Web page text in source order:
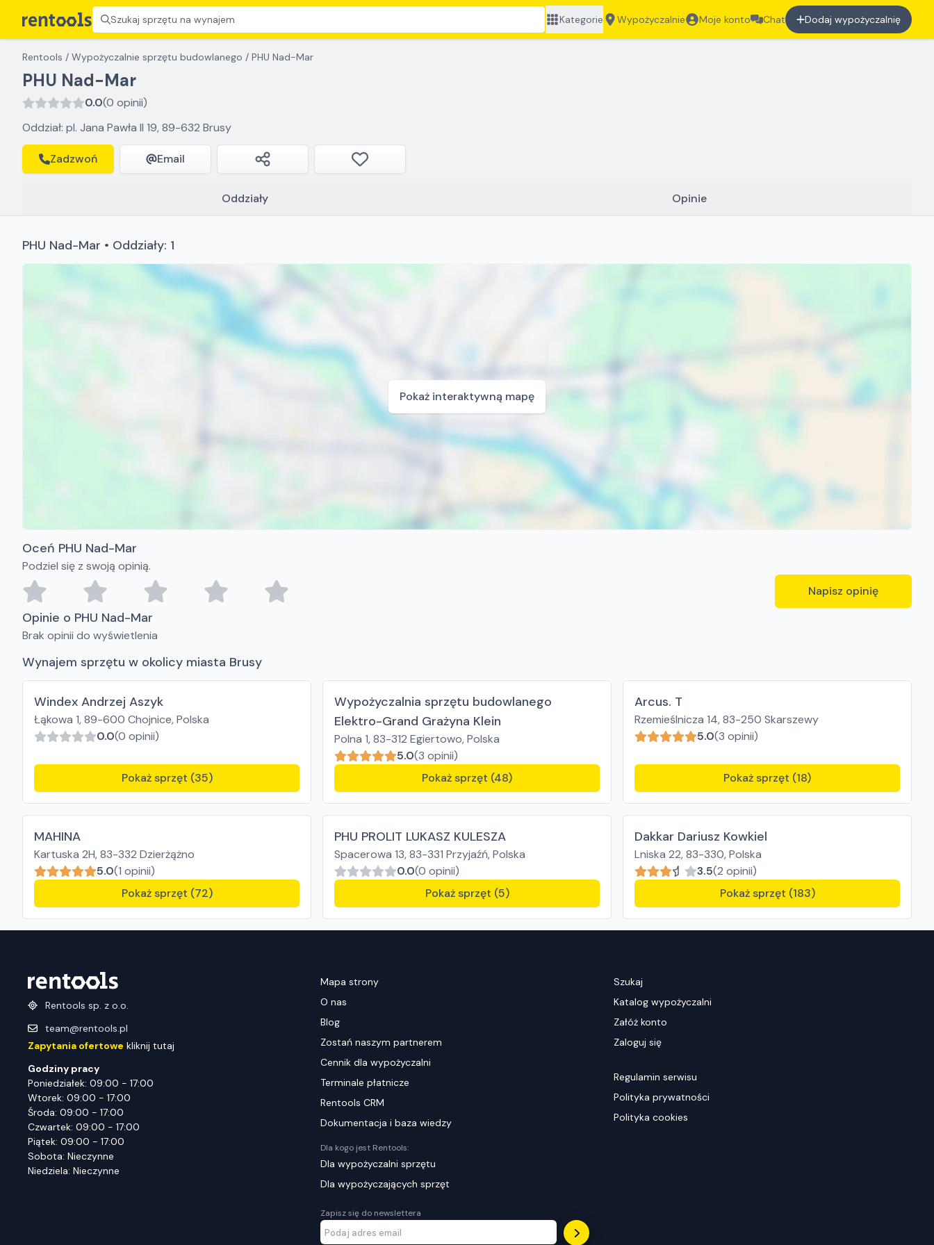
Szukaj sprzętu na wynajem Kategorie Wypożyczalnie Moje konto Chat Dodaj wypożyczalnię
Rentools / Wypożyczalnie sprzętu budowlanego / PHU Nad-Mar
PHU Nad-Mar
0.0(0 opinii)
Oddział: pl. Jana Pawła II 19, 89-632 Brusy
Zadzwoń Email
Oddziały Opinie
PHU Nad-Mar • Oddziały: 1
Pokaż interaktywną mapę
Oceń PHU Nad-Mar
Podziel się z swoją opinią.
Napisz opinię
Opinie o PHU Nad-Mar
Brak opinii do wyświetlenia
Wynajem sprzętu w okolicy miasta Brusy
Windex Andrzej Aszyk
Łąkowa 1, 89-600 Chojnice, Polska
0.0(0 opinii)
Pokaż sprzęt (35)
Wypożyczalnia sprzętu budowlanego
Elektro-Grand Grażyna Klein
Polna 1, 83-312 Egiertowo, Polska
5.0(3 opinii)
Pokaż sprzęt (48)
Arcus. T
Rzemieślnicza 14, 83-250 Skarszewy
5.0(3 opinii)
Pokaż sprzęt (18)
MAHINA
Kartuska 2H, 83-332 Dzierżążno
5.0(1 opinii)
Pokaż sprzęt (72)
PHU PROLIT LUKASZ KULESZA
Spacerowa 13, 83-331 Przyjaźń, Polska
0.0(0 opinii)
Pokaż sprzęt (5)
Dakkar Dariusz Kowkiel
Lniska 22, 83-330, Polska
3.5(2 opinii)
Pokaż sprzęt (183)
Rentools sp. z o.o.
team@rentools.pl
Zapytania ofertowe kliknij tutaj
Godziny pracy
Poniedziałek: 09:00 - 17:00
Wtorek: 09:00 - 17:00
Środa: 09:00 - 17:00
Czwartek: 09:00 - 17:00
Piątek: 09:00 - 17:00
Sobota: Nieczynne
Niedziela: Nieczynne
Mapa strony
O nas
Blog
Zostań naszym partnerem
Cennik dla wypożyczalni
Terminale płatnicze
Rentools CRM
Dokumentacja i baza wiedzy
Dla kogo jest Rentools:
Dla wypożyczalni sprzętu
Dla wypożyczających sprzęt
Zapisz się do newslettera
Szukaj
Katalog wypożyczalni
Załóż konto
Zaloguj się
Regulamin serwisu
Polityka prywatności
Polityka cookies